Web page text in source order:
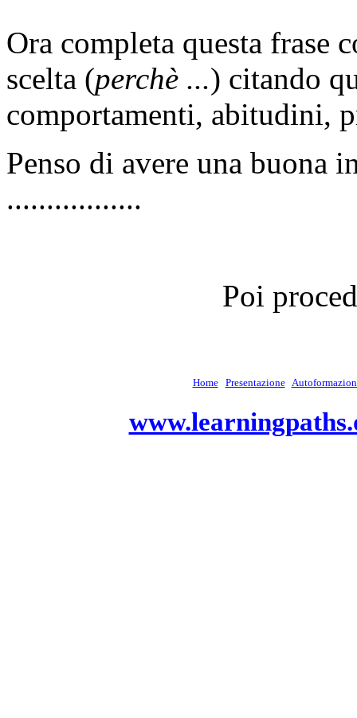
Ora completa questa frase
scelta (perchè ...) citando
comportamenti, abitudini,
Penso di avere una buona
.................
Poi
Home Presentazione